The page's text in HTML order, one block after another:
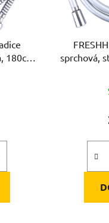
180cm,
sprchová,